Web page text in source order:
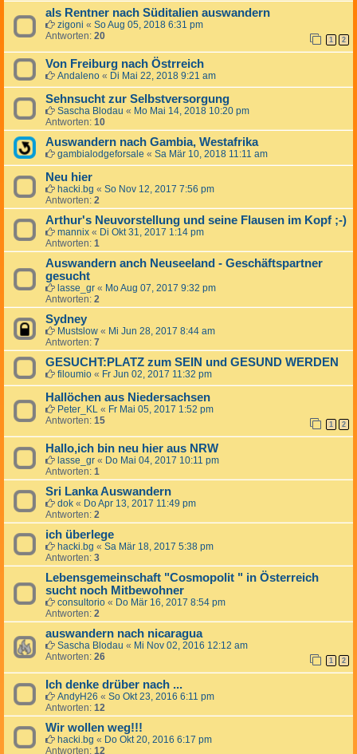
als Rentner nach Süditalien auswandern
zigoni « So Aug 05, 2018 6:31 pm
Antworten: 20 1 2
Von Freiburg nach Östrreich
Andaleno « Di Mai 22, 2018 9:21 am
Sehnsucht zur Selbstversorgung
Sascha Blodau « Mo Mai 14, 2018 10:20 pm
Antworten: 10
Auswandern nach Gambia, Westafrika
gambialodgeforsale « Sa Mär 10, 2018 11:11 am
Neu hier
hacki.bg « So Nov 12, 2017 7:56 pm
Antworten: 2
Arthur's Neuvorstellung und seine Flausen im Kopf ;-)
mannix « Di Okt 31, 2017 1:14 pm
Antworten: 1
Auswandern anch Neuseeland - Geschäftspartner
gesucht
lasse_gr « Mo Aug 07, 2017 9:32 pm
Antworten: 2
Sydney
Mustslow « Mi Jun 28, 2017 8:44 am
Antworten: 7
GESUCHT:PLATZ zum SEIN und GESUND WERDEN
filoumio « Fr Jun 02, 2017 11:32 pm
Hallöchen aus Niedersachsen
Peter_KL « Fr Mai 05, 2017 1:52 pm
Antworten: 15 1 2
Hallo,ich bin neu hier aus NRW
lasse_gr « Do Mai 04, 2017 10:11 pm
Antworten: 1
Sri Lanka Auswandern
dok « Do Apr 13, 2017 11:49 pm
Antworten: 2
ich überlege
hacki.bg « Sa Mär 18, 2017 5:38 pm
Antworten: 3
Lebensgemeinschaft "Cosmopolit " in Österreich
sucht noch Mitbewohner
consultorio « Do Mär 16, 2017 8:54 pm
Antworten: 2
auswandern nach nicaragua
Sascha Blodau « Mi Nov 02, 2016 12:12 am
Antworten: 26 1 2
Ich denke drüber nach ...
AndyH26 « So Okt 23, 2016 6:11 pm
Antworten: 12
Wir wollen weg!!!
hacki.bg « Do Okt 20, 2016 6:17 pm
Antworten: 12